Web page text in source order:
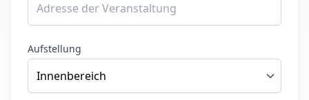
Aufstellung